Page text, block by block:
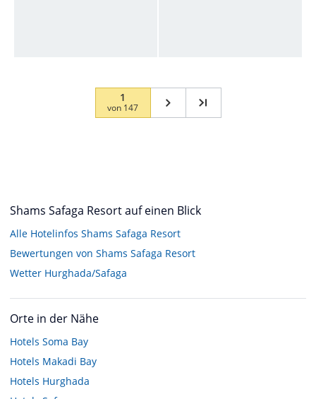
1
von 147
Shams Safaga Resort auf einen Blick
Alle Hotelinfos Shams Safaga Resort
Bewertungen von Shams Safaga Resort
Wetter Hurghada/Safaga
Orte in der Nähe
Hotels Soma Bay
Hotels Makadi Bay
Hotels Hurghada